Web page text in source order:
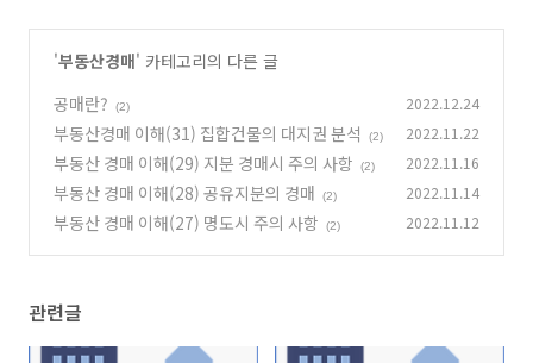
'부동산경매' 카테고리의 다른 글
공매란?
(2) 2022.12.24
부동산경매 이해(31) 집합건물의 대지권 분석 (2) 2022.11.22
부동산 경매 이해(29) 지분 경매시 주의 사항 (2) 2022.11.16
부동산 경매 이해(28) 공유지분의 경매 (2) 2022.11.14
부동산 경매 이해(27) 명도시 주의 사항 (2) 2022.11.12
관련글